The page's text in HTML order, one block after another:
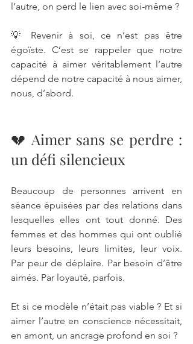
l’autre, on perd le lien avec soi-même ?
💡 Revenir à soi, ce n’est pas être
égoïste. C’est se rappeler que notre
capacité à aimer véritablement l’autre
dépend de notre capacité à nous aimer,
nous, d’abord.
💔 Aimer sans se perdre :
un défi silencieux
Beaucoup de personnes arrivent en
séance épuisées par des relations dans
lesquelles elles ont tout donné. Des
femmes et des hommes qui ont oublié
leurs besoins, leurs limites, leur voix.
Par peur de déplaire. Par besoin d’être
aimés. Par loyauté, parfois.
Et si ce modèle n’était pas viable ? Et si
aimer l’autre en conscience nécessitait,
en amont, un ancrage profond en soi ?